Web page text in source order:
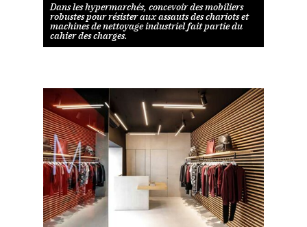
Dans les hypermarchés, concevoir des mobiliers
robustes pour résister aux assauts des chariots et
machines de nettoyage industriel fait partie du
cahier des charges.